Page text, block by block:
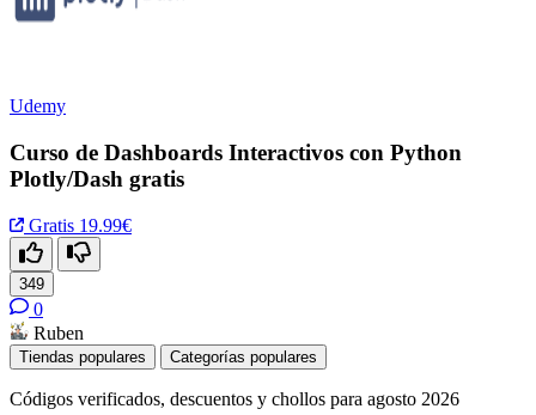
Udemy
Curso de Dashboards Interactivos con Python
Plotly/Dash gratis
Gratis 19.99€
349
0
Ruben
Tiendas populares Categorías populares
Códigos verificados, descuentos y chollos para agosto 2026